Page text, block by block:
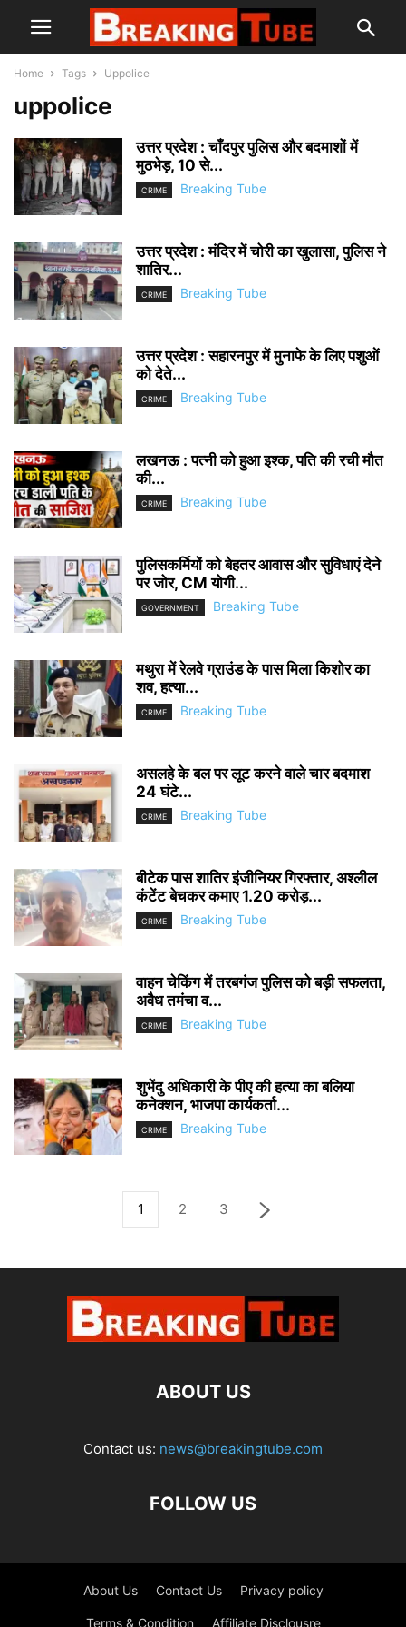
Home Tags Uppolice
uppolice
उत्तर प्रदेश : चाँदपुर पुलिस और बदमाशों में
मुठभेड़, 10 से...
CRIME Breaking Tube
उत्तर प्रदेश : मंदिर में चोरी का खुलासा, पुलिस ने
शातिर...
CRIME Breaking Tube
उत्तर प्रदेश : सहारनपुर में मुनाफे के लिए पशुओं
को देते...
CRIME Breaking Tube
लखनऊ : पत्नी को हुआ इश्क, पति की रची मौत
की...
CRIME Breaking Tube
पुलिसकर्मियों को बेहतर आवास और सुविधाएं देने
पर जोर, CM योगी...
GOVERNMENT Breaking Tube
मथुरा में रेलवे ग्राउंड के पास मिला किशोर का
शव, हत्या...
CRIME Breaking Tube
असलहे के बल पर लूट करने वाले चार बदमाश
24 घंटे...
CRIME Breaking Tube
बीटेक पास शातिर इंजीनियर गिरफ्तार, अश्लील
कंटेंट बेचकर कमाए 1.20 करोड़...
CRIME Breaking Tube
वाहन चेकिंग में तरबगंज पुलिस को बड़ी सफलता,
अवैध तमंचा व...
CRIME Breaking Tube
शुभेंदु अधिकारी के पीए की हत्या का बलिया
कनेक्शन, भाजपा कार्यकर्ता...
CRIME Breaking Tube
1 2 3
ABOUT US
Contact us: news@breakingtube.com
FOLLOW US
About Us Contact Us Privacy policy
Terms & Condition Affiliate Disclousre